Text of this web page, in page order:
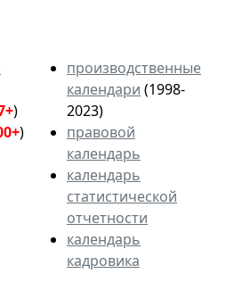
)
)
производственные
календари (1998-
2023)
правовой
календарь
календарь
статистической
отчетности
календарь
кадровика